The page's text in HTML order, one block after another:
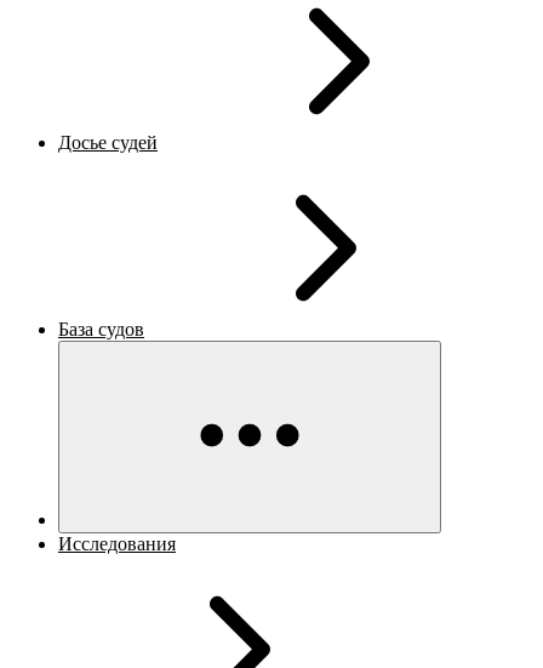
Досье судей
База судов
Исследования